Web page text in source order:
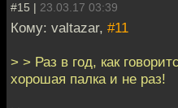
#15 | 23.03.17 03:39
Кому: valtazar, #11
> > Раз в год, как
хорошая палка и не раз!